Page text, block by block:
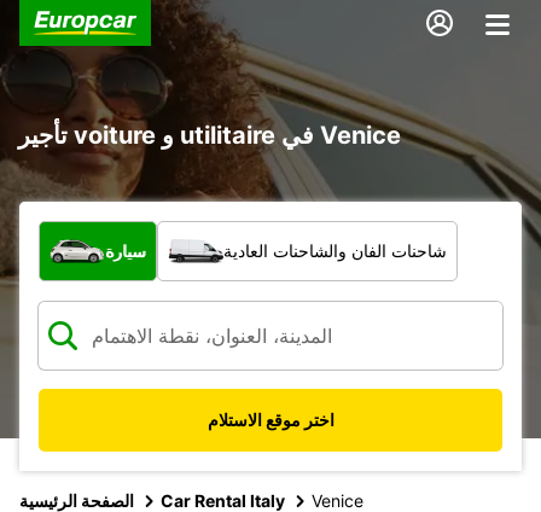
تأجير voiture و utilitaire في Venice
ما نوع المركبة؟
سيارة شاحنات الفان والشاحنات العادية
اختر موقع الاستلام
الصفحة الرئيسية Car Rental Italy Venice